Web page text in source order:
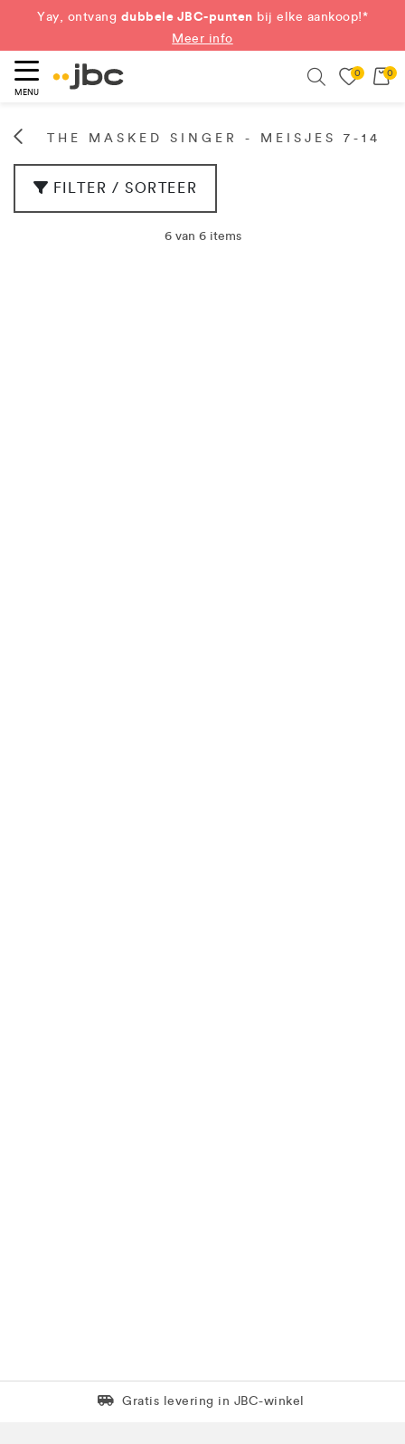
Yay, ontvang dubbele JBC-punten bij elke aankoop!*
Meer info
MENU
0 0
THE MASKED SINGER - MEISJES 7-14
FILTER / SORTEER
6 van 6 items
Levering in 1 pakket
Gratis levering in JBC-winkel